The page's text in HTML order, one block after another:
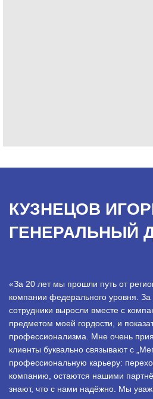
КУЗНЕЦОВ
ГЕНЕРАЛЬНЫЙ
«За 20 лет мы прошли путь от
компании федерального уровня.
сотрудники выросли вместе с
предметом моей гордости, и
профессионализма. Мне очень
клиенты буквально связывают с
профессиональную карьеру:
компанию, остаются нашими
знают, что с нами надёжно. Мы